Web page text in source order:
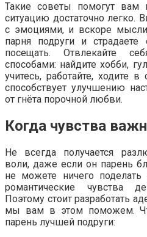
Такие советы помогут вам
ситуацию достаточно легко.
с эмоциями, и вскоре
парня подруги и страдаете
посещать. Отвлекайте
способами: найдите хобби,
учитесь, работайте, ходите
способствует улучшению
от гнёта порочной любви.
Когда чувства
Не всегда получается
воли, даже если он парень
не можете ничего
романтические чувства
Поэтому стоит разработать
мы вам в этом поможем.
парень лучшей подруги: